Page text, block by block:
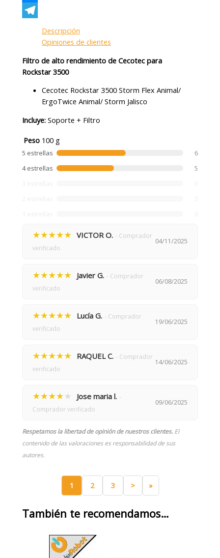
Messenger
Descripción
Opiniones de clientes
Filtro de alto rendimiento de Cecotec para
Rockstar 3500
Cecotec Rockstar 3500 Storm Flex Animal/
ErgoTwice Animal/ Storm Jalisco
Incluye: Soporte + Filtro
Peso 100 g
5 estrellas
6
4 estrellas
5
★★★★★ VICTOR O. - Comprador
verificado
04/11/2025
★★★★★ Javier G. - Comprador
verificado
06/08/2025
★★★★★ Lucía G. - Comprador
verificado
19/06/2025
★★★★★ RAQUEL C. - Comprador
verificado
14/06/2025
★★★★★ Jose maria l. -
Comprador verificado
09/06/2025
Respetamos la libertad de opinión de nuestros clientes. El
contenido de las valoraciones es responsabilidad de sus
autores.
1 2 3 > »
También te recomendamos…